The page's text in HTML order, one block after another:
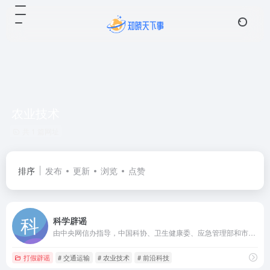
排序 发布 更新 浏览 点赞
科学辟谣
打假辟谣 # 交通运输 # 农业技术 # 前沿科技